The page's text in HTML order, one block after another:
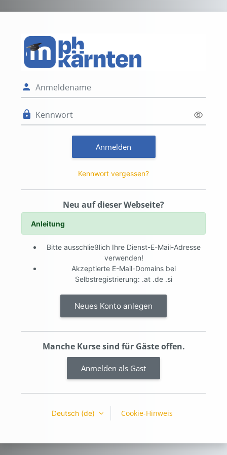
Anmelden
Kennwort vergessen?
Neu auf dieser Webseite?
Anleitung
Bitte ausschließlich Ihre Dienst-E-Mail-Adresse
verwenden!
Akzeptierte E-Mail-Domains bei
Selbstregistrierung: .at .de .si
Neues Konto anlegen
Manche Kurse sind für Gäste offen.
Anmelden als Gast
Deutsch ‎(de)‎ Cookie-Hinweis